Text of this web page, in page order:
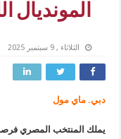
المونديال
الثلاثاء , 9 سبتمبر 2025
دبي. ماي مول
يملك المنتخب المصري